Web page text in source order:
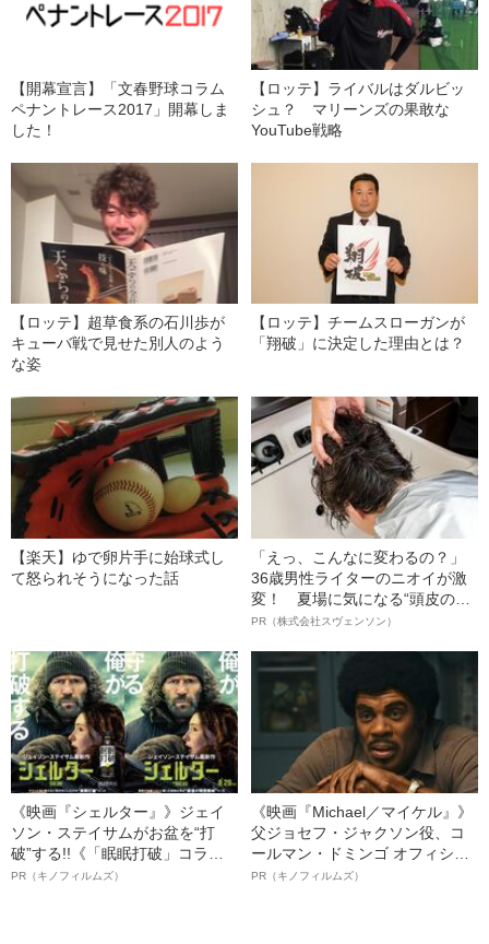
【開幕宣言】「文春野球コラム
ペナントレース2017」開幕しま
した！
【ロッテ】ライバルはダルビッ
シュ？ マリーンズの果敢な
YouTube戦略
【ロッテ】超草食系の石川歩が
キューバ戦で見せた別人のよう
な姿
【ロッテ】チームスローガンが
「翔破」に決定した理由とは？
【楽天】ゆで卵片手に始球式し
て怒られそうになった話
「えっ、こんなに変わるの？」
36歳男性ライターのニオイが激
変！ 夏場に気になる“頭皮のニ
オイ”や“ベタつき”を解消す
ト”が生み出した徹底ケアとは
PR（株式会社スヴェンソン）
《映画『シェルター』》ジェイ
ソン・ステイサムがお盆を“打
破”する!!《「眠眠打破」コラ
ボ》
PR（キノフィルムズ）
《映画『Michael／マイケル』》
父ジョセフ・ジャクソン役、コ
ールマン・ドミンゴ オフィシャ
ルインタビュー“観客を魅了した
PR（キノフィルムズ）